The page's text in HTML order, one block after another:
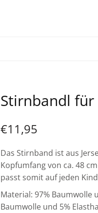
Stirnbandl
€11,95
Das Stirnband ist aus
Kopfumfang von ca. 48
passt somit auf jeden
Material: 97% Baumwolle
Baumwolle und 5%